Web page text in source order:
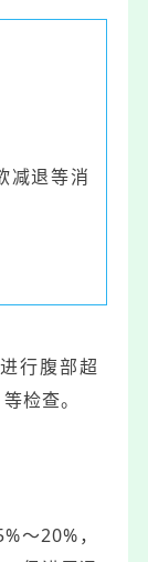
减退等消
行腹部超
检查。
～20%，